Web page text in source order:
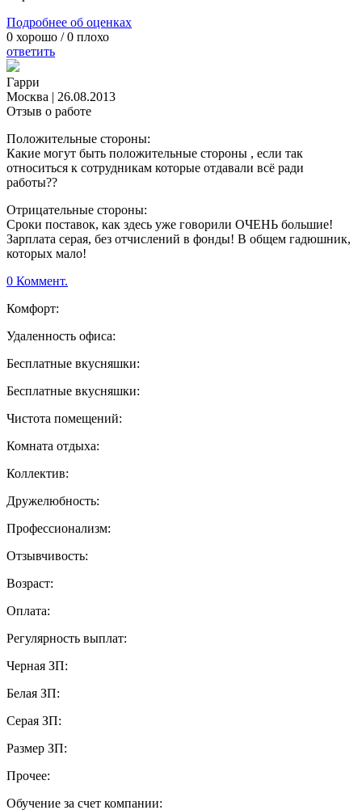
Подробнее об оценках
0 хорошо /0 плохо
ответить
Гарри
Москва | 26.08.2013
Отзыв о работе
Положительные стороны:
Какие могут быть положительные стороны , если так
относиться к сотрудникам которые отдавали всё ради
работы??
Отрицательные стороны:
Сроки поставок, как здесь уже говорили ОЧЕНЬ большие!
Зарплата серая, без отчислений в фонды! В общем гадюшник,
которых мало!
0 Коммент.
Комфорт:
Удаленность офиса:
Бесплатные вкусняшки:
Бесплатные вкусняшки:
Чистота помещений:
Комната отдыха:
Коллектив:
Дружелюбность:
Профессионализм:
Отзывчивость:
Возраст:
Оплата:
Регулярность выплат:
Черная ЗП:
Белая ЗП:
Серая ЗП:
Размер ЗП:
Прочее:
Обучение за счет компании: